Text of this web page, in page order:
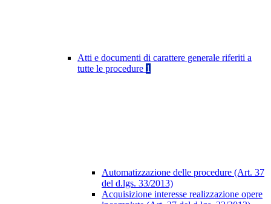
Atti e documenti di carattere generale riferiti a
tutte le procedure 1
Automatizzazione delle procedure (Art. 37
del d.lgs. 33/2013)
Acquisizione interesse realizzazione opere